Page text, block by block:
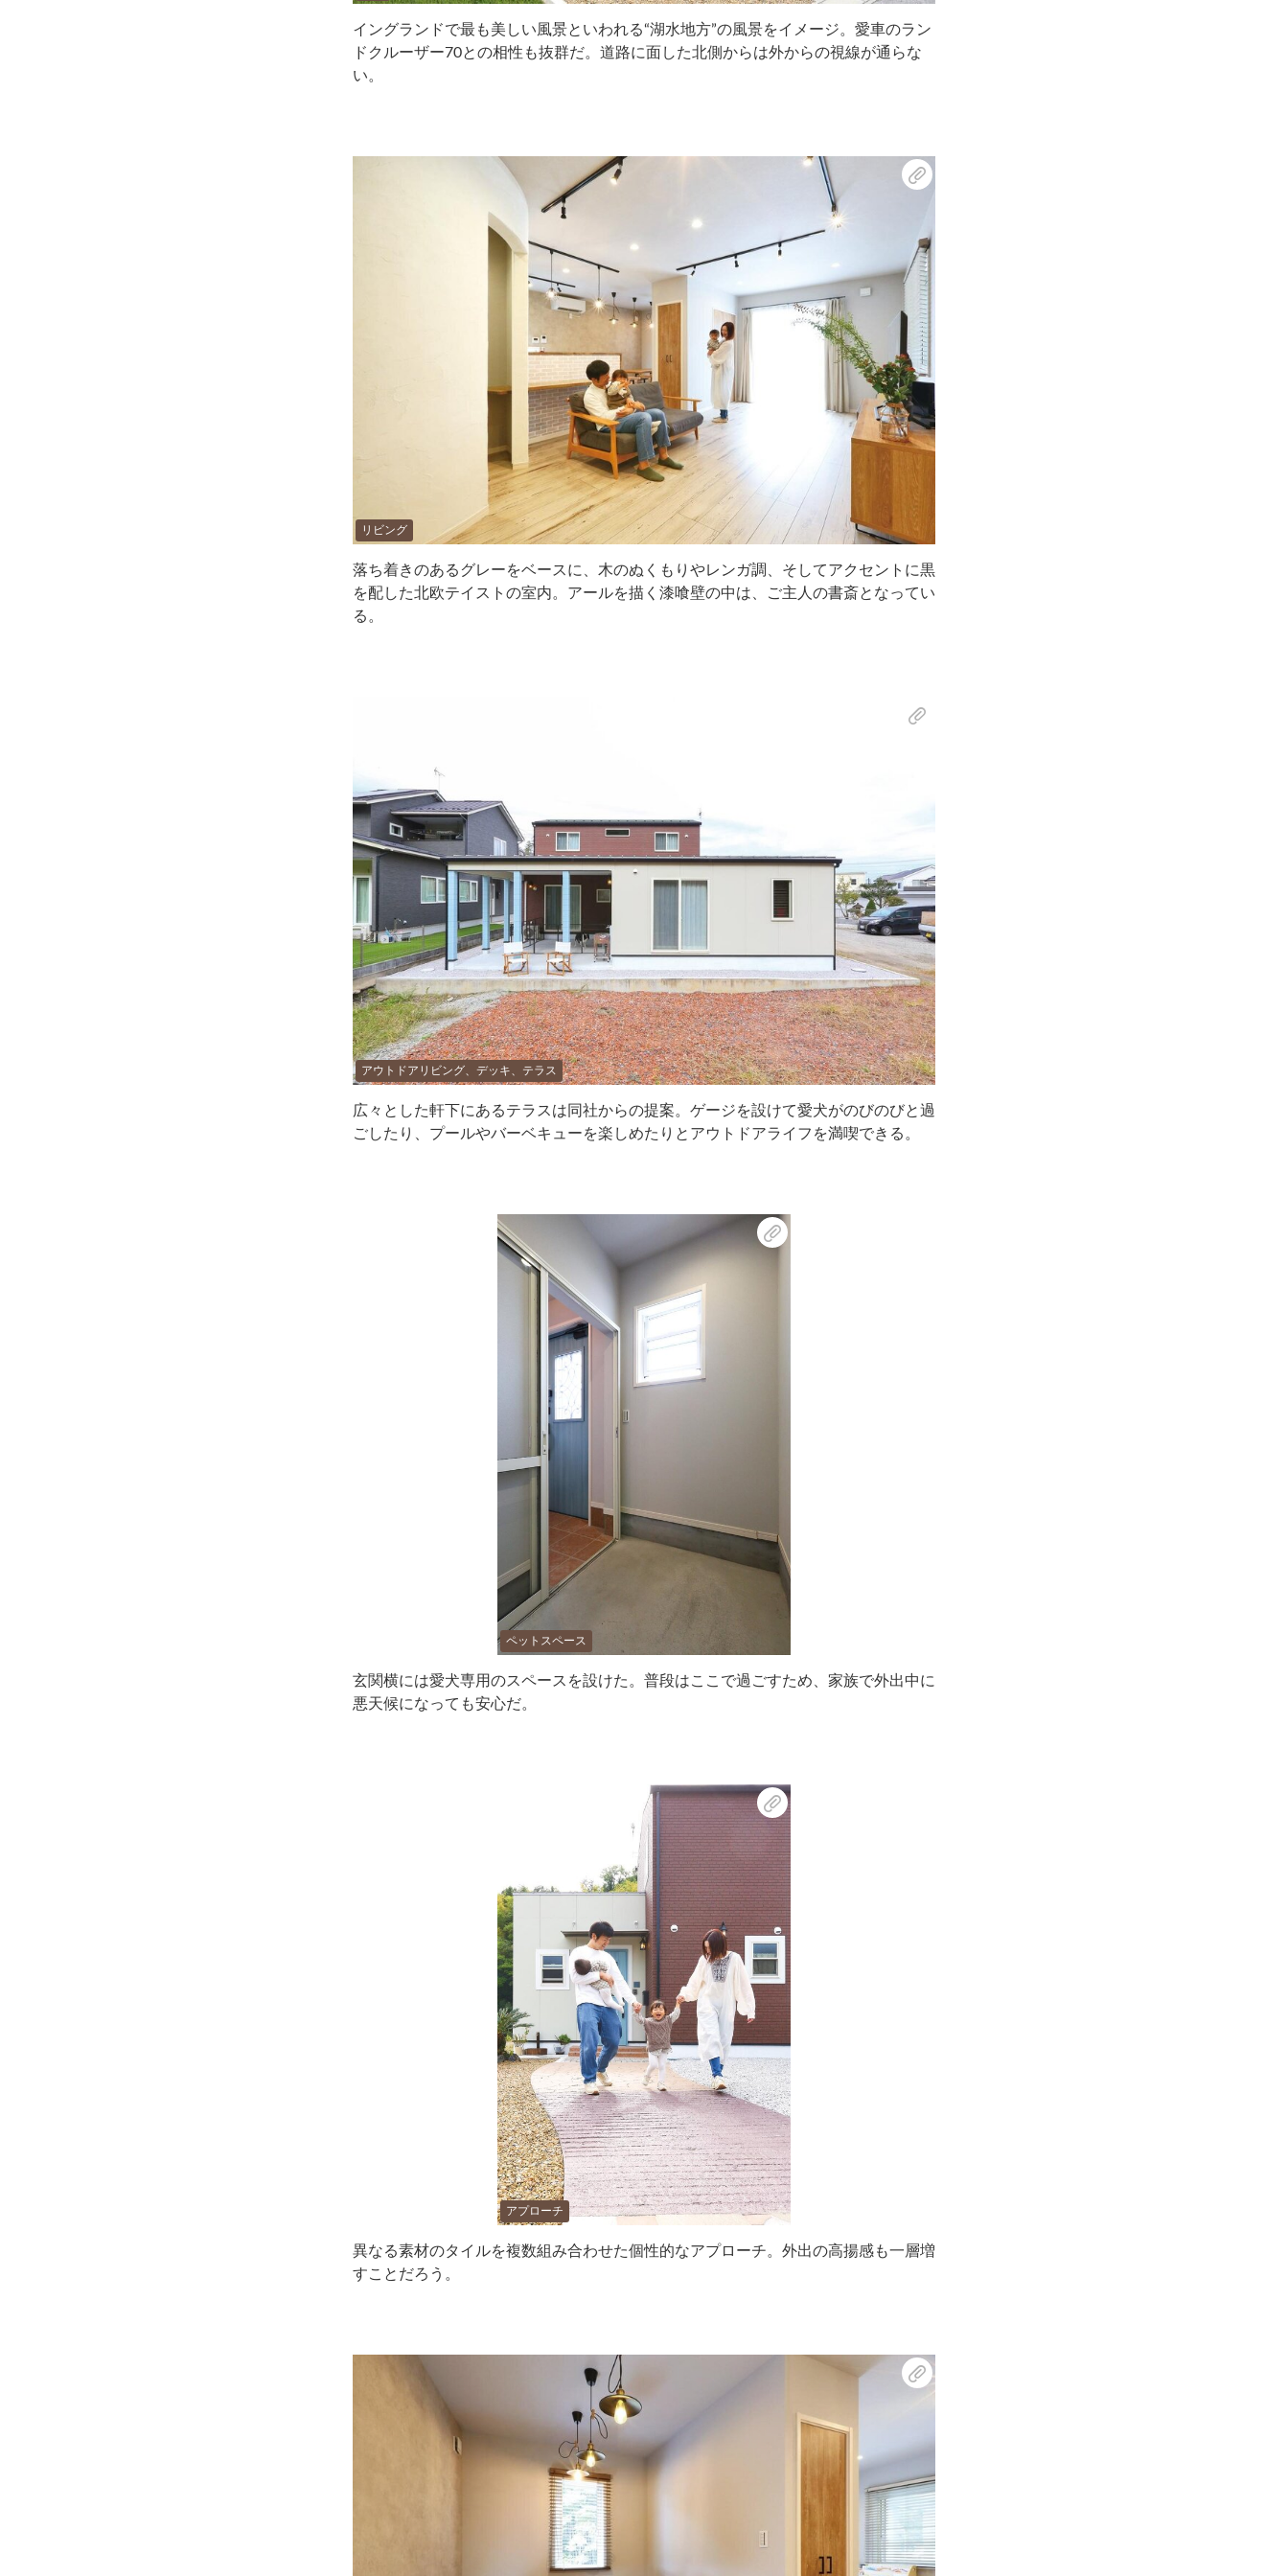
イングランドで最も美しい風景といわれる“湖水地方”の風景をイメージ。愛車のラン
ドクルーザー70との相性も抜群だ。道路に面した北側からは外からの視線が通らな
い。
リビング
落ち着きのあるグレーをベースに、木のぬくもりやレンガ調、そしてアクセントに黒
を配した北欧テイストの室内。アールを描く漆喰壁の中は、ご主人の書斎となってい
る。
アウトドアリビング、デッキ、テラス
広々とした軒下にあるテラスは同社からの提案。ゲージを設けて愛犬がのびのびと過
ごしたり、プールやバーベキューを楽しめたりとアウトドアライフを満喫できる。
ペットスペース
玄関横には愛犬専用のスペースを設けた。普段はここで過ごすため、家族で外出中に
悪天候になっても安心だ。
アプローチ
異なる素材のタイルを複数組み合わせた個性的なアプローチ。外出の高揚感も一層増
すことだろう。